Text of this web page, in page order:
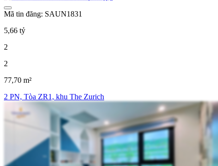
Mã tin đăng: SAUN1831
5,66 tỷ
2
2
77,70 m²
2 PN, Tòa ZR1, khu The Zurich